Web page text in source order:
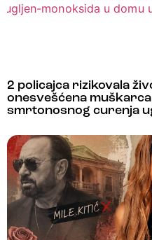
2 policajca rizikovala
onesvešćena
smrtonosnog curenja